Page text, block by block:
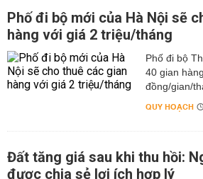
Phố đi bộ mới của Hà Nội sẽ
hàng với giá 2 triệu/tháng
Phố đi bộ
40 gian
đồng/gian/
QUY HOẠCH
Đất tăng giá sau khi thu hồi:
được chia sẻ lợi ích hợp lý